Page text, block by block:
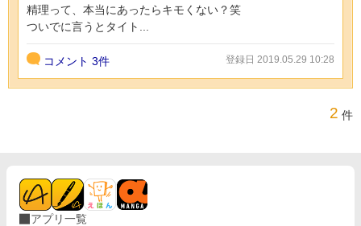
精理って、本当にあったらキモくない？笑
ついでに言うとタイト...
コメント 3件 登録日 2019.05.29 10:28
2 件
アプリ一覧